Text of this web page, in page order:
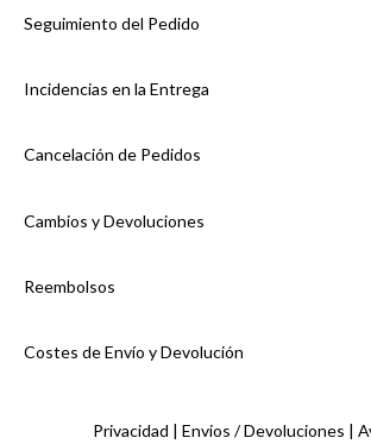
Seguimiento del Pedido
Incidencias en la Entrega
Cancelación de Pedidos
Cambios y Devoluciones
Reembolsos
Costes de Envío y Devolución
Privacidad | Envios / Devoluciones |